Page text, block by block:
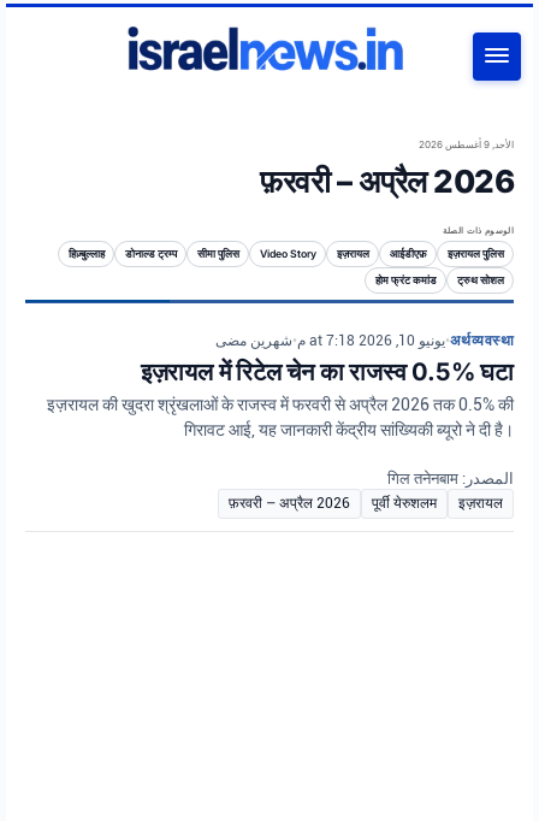
الأحد, 9 أغسطس 2026
फ़रवरी – अप्रैल 2026
الوسوم ذات الصلة
इज़रायल पुलिस
आईडीएफ़
इज़रायल
Video Story
सीमा पुलिस
डोनाल्ड ट्रम्प
हिज़्बुल्लाह
ट्रुथ सोशल
होम फ्रंट कमांड
अर्थव्यवस्था
•يونيو 10, 2026 at 7:18 م •شهرين مضى
इज़रायल में रिटेल चेन का राजस्व 0.5% घटा
इज़रायल की खुदरा श्रृंखलाओं के राजस्व में फरवरी से अप्रैल 2026 तक 0.5% की
गिरावट आई, यह जानकारी केंद्रीय सांख्यिकी ब्यूरो ने दी है।
المصدر: गिल तनेनबाम
इज़रायल
पूर्वी येरुशलम
फ़रवरी – अप्रैल 2026